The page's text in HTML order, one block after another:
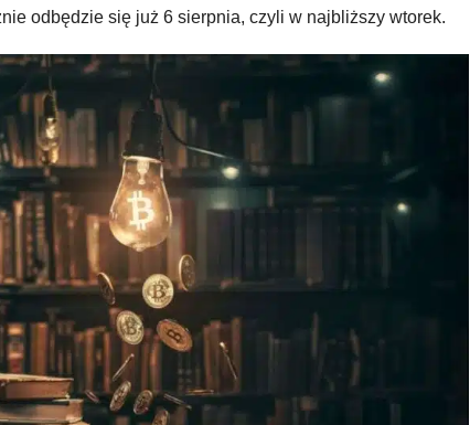
odbędzie się już 6 sierpnia, czyli w najbliższy wtorek.